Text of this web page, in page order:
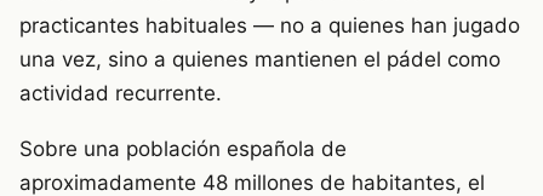
practicantes habituales — no a quienes han jugado
una vez, sino a quienes mantienen el pádel como
actividad recurrente.
Sobre una población española de
aproximadamente 48 millones de habitantes, el